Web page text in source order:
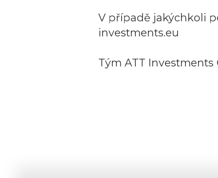
V případě jakýchkoli
investments.eu
Tým ATT Investments